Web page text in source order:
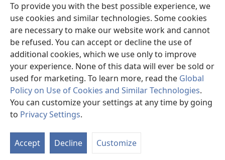
To provide you with the best possible experience, we
use cookies and similar technologies. Some cookies
are necessary to make our website work and cannot
be refused. You can accept or decline the use of
additional cookies, which we use only to improve
your experience. None of this data will ever be sold or
used for marketing. To learn more, read the Global
Policy on Use of Cookies and Similar Technologies.
You can customize your settings at any time by going
to Privacy Settings.
Accept Decline Customize
new
window)JW Hub ®
(opens
new
window)
®
Watchtower Library
Copyright© 2026 Watch Tower Bible and Tract Society of Pennsylvania.
MASHARTI YA MATUMIZI